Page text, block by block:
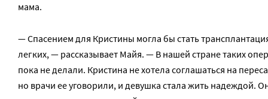
мама.
— Спасением для Кристины могла бы стать
легких, — рассказывает Майя. — В нашей стране таких
пока не делали. Кристина не хотела соглашаться на
но врачи ее уговорили, и девушка стала жить надеждой.